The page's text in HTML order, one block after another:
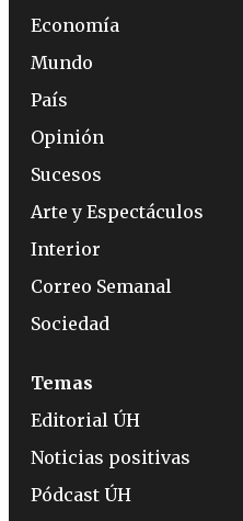
Economía
Mundo
País
Opinión
Sucesos
Arte y Espectáculos
Interior
Correo Semanal
Sociedad
Temas
Editorial ÚH
Noticias positivas
Pódcast ÚH